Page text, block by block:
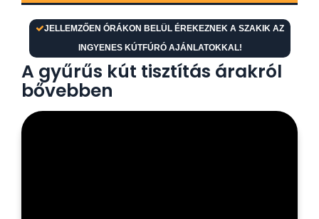
JELLEMZŐEN ÓRÁKON BELÜL ÉREKEZNEK A SZAKIK AZ
INGYENES KÚTFÚRÓ AJÁNLATOKKAL!
A gyűrűs kút tisztítás árakról
bővebben